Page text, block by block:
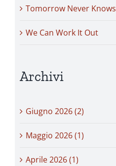
Tomorrow Never Knows
We Can Work It Out
Archivi
Giugno 2026 (2)
Maggio 2026 (1)
Aprile 2026 (1)